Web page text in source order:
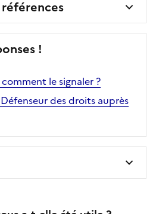
!
le signaler ?
des droits auprès